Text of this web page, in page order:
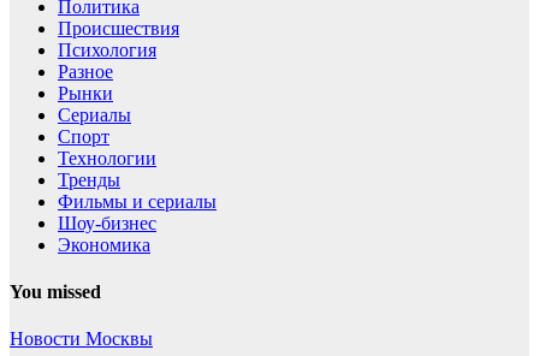
Политика
Происшествия
Психология
Разное
Рынки
Сериалы
Спорт
Технологии
Тренды
Фильмы и сериалы
Шоу-бизнес
Экономика
You missed
Новости Москвы